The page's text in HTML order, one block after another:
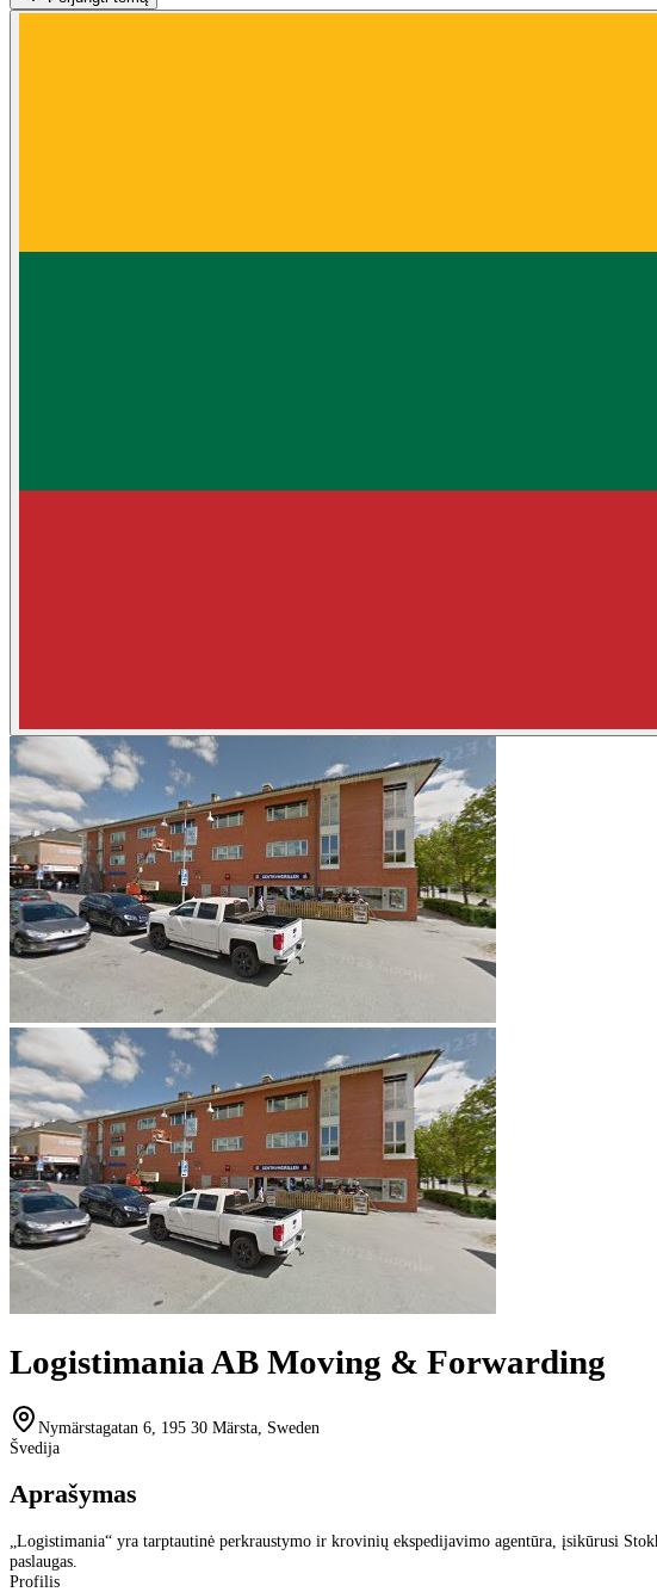
Logistimania AB Moving & Forwarding
Nymärstagatan 6, 195 30 Märsta, Sweden
Švedija
Aprašymas
„Logistimania“ yra tarptautinė perkraustymo ir krovinių ekspedijavimo agentūra, įsikūrusi
paslaugas.
Profilis